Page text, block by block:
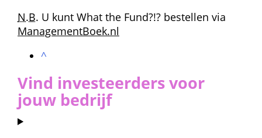
N.B. U kunt What the Fund?!? bestellen via
ManagementBoek.nl
^
Vind investeerders voor
jouw bedrijf